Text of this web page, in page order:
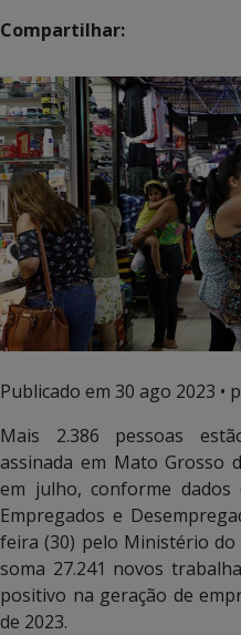
Compartilhar:
Publicado em 30 ago 2023 •
Mais 2.386 pessoas
assinada em Mato Grosso
em julho, conforme dados
Empregados e
feira (30) pelo Ministério
soma 27.241 novos
positivo na geração de
de 2023.